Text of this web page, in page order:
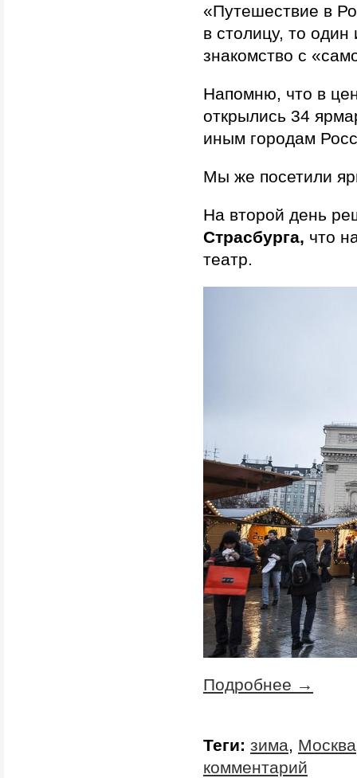
«Путешествие в
в столицу, то
знакомство с
Напомню, что в
открылись 34
иным городам
Мы же посетили
На второй день
Страсбурга, что
театр.
Подробнее →
Теги: зима, Москва
комментарий